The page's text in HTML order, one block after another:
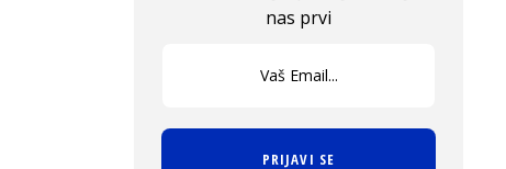
nas prvi
PRIJAVI SE